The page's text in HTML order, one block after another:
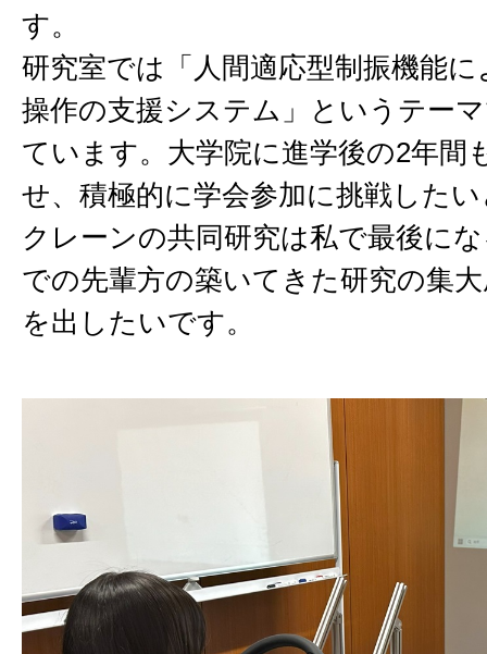
す。
研究室では「人間適応型制振機能
操作の支援システム」というテー
ています。大学院に進学後の2年間
せ、積極的に学会参加に挑戦した
クレーンの共同研究は私で最後に
での先輩方の築いてきた研究の集
を出したいです。